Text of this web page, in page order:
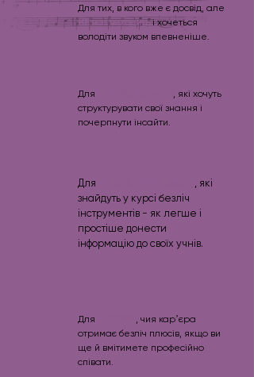
Для тих, в кого вже є досвід, але
НЕ все виходитьі хочеться
володіти звуком впевненіше.
Для
, які хочуть
структурувати свої знання і
почерпнути інсайти.
Для
, які
знайдуть у курсі безліч
інструментів - як легше і
простіше донести
інформацію до своїх учнів.
Для
, чия карʼєра
отримає безліч плюсів, якщо ви
ще й вмітимете професійно
співати.